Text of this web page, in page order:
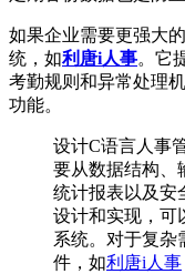
如果企业需要更强大
统，如利唐i人事。它
考勤规则和异常处理
功能。
设计C语言人事
要从数据结构、
统计报表以及安
设计和实现，可
系统。对于复杂
件，如利唐i人事